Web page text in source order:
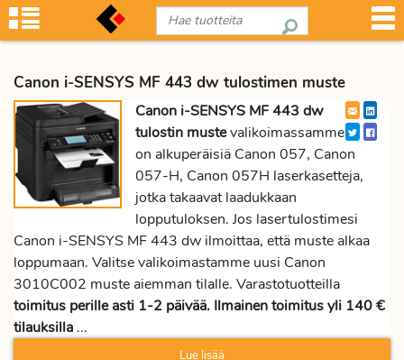
Canon i-SENSYS MF 443 dw tulostimen muste
Canon i-SENSYS MF 443 dw
tulostin mustevalikoimassamme
on alkuperäisiä Canon 057, Canon
057-H, Canon 057H laserkasetteja,
jotka takaavat laadukkaan
lopputuloksen. Jos lasertulostimesi
Canon i-SENSYS MF 443 dw ilmoittaa, että muste alkaa
loppumaan. Valitse valikoimastamme uusi Canon
3010C002 muste aiemman tilalle. Varastotuotteilla
toimitus perille asti 1-2 päivää. Ilmainen toimitus yli 140 €
tilauksilla ...
Lue lisää